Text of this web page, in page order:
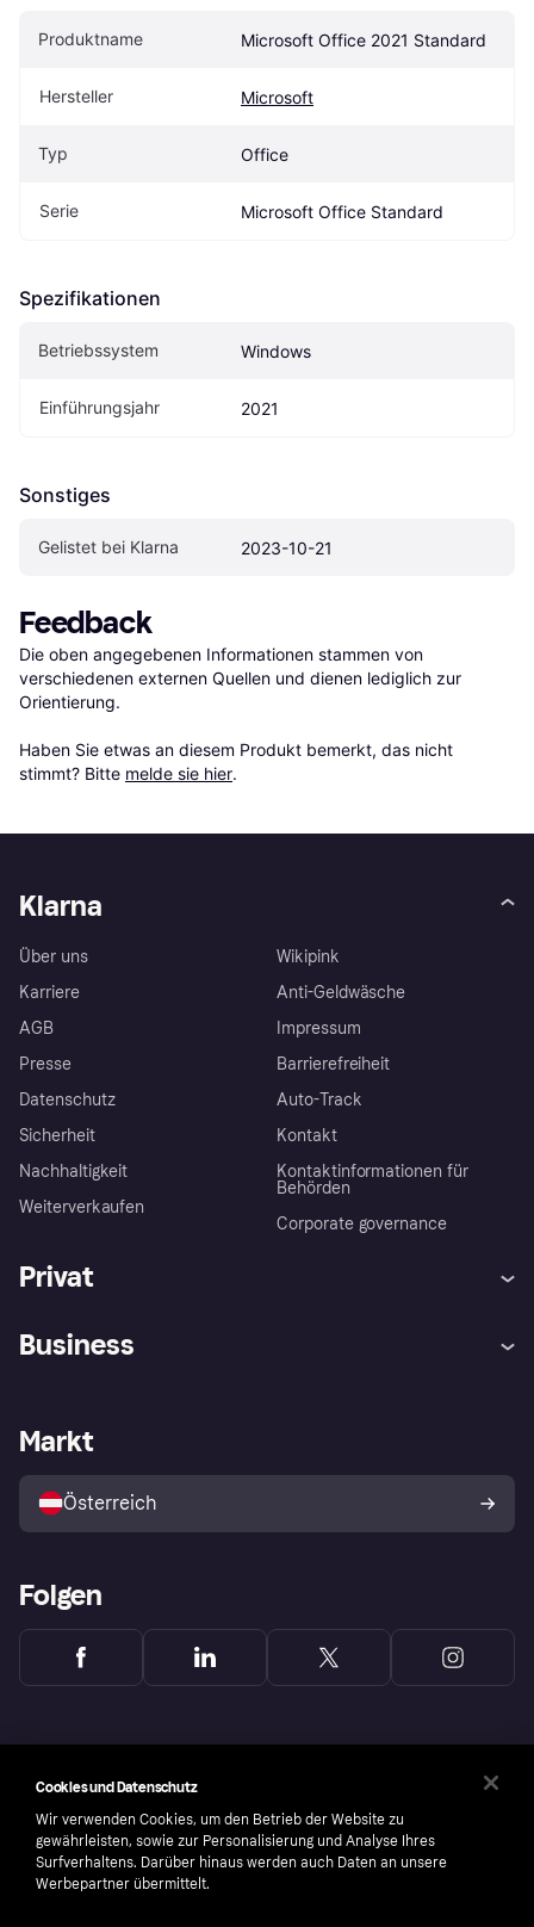
Produktname Microsoft Office 2021 Standard
Hersteller Microsoft
Typ Office
Serie Microsoft Office Standard
Spezifikationen
Betriebssystem Windows
Einführungsjahr 2021
Sonstiges
Gelistet bei Klarna 2023-10-21
Feedback
Die oben angegebenen Informationen stammen von
verschiedenen externen Quellen und dienen lediglich zur
Orientierung.
Haben Sie etwas an diesem Produkt bemerkt, das nicht
stimmt? Bitte melde sie hier.
Klarna
Über uns
Karriere
AGB
Presse
Datenschutz
Sicherheit
Nachhaltigkeit
Weiterverkaufen
Wikipink
Anti-Geldwäsche
Impressum
Barrierefreiheit
Auto-Track
Kontakt
Kontaktinformationen für
Behörden
Corporate governance
Privat
Shops entdecken
Business
Händlerportal
Markt
Österreich
Folgen
Cookies und Datenschutz
Wir verwenden Cookies, um den Betrieb der Website zu
gewährleisten, sowie zur Personalisierung und Analyse Ihres
Surfverhaltens. Darüber hinaus werden auch Daten an unsere
Werbepartner übermittelt.